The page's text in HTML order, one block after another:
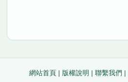
網站首頁 | 版權說明 | 聯繫我們 |